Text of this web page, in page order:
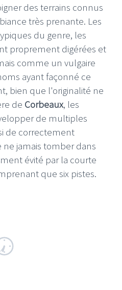
des terrains connus
très prenante. Les
du genre, les
proprement digérées et
comme un vulgaire
ayant façonné ce
bien que l'originalité ne
de Corbeaux, les
de multiples
de correctement
ne jamais tomber dans
évité par la courte
que six pistes.